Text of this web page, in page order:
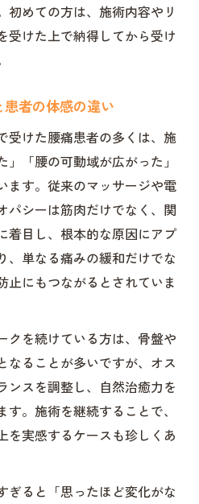
初めての方は、施術内容やリ
受けた上で納得してから受け
者の体感の違い
受けた腰痛患者の多くは、施
「腰の可動域が広がった」
ます。従来のマッサージや電
パシーは筋肉だけでなく、関
着目し、根本的な原因にアプ
、単なる痛みの緩和だけでな
止にもつながるとされていま
クを続けている方は、骨盤や
なることが多いですが、オス
ンスを調整し、自然治癒力を
。施術を継続することで、
を実感するケースも珍しくあ
ぎると「思ったほど変化がな